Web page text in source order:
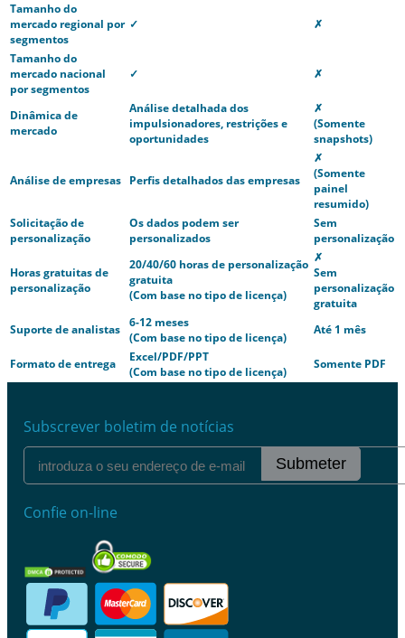
Tamanho do
mercado regional por
segmentos
✓ ✗
Tamanho do
mercado nacional
por segmentos
✓ ✗
Dinâmica de
mercado
Análise detalhada dos
impulsionadores, restrições e
oportunidades
✗
(Somente
snapshots)
Análise de empresas Perfis detalhados das empresas
✗
(Somente
painel
resumido)
Solicitação de
personalização
Os dados podem ser
personalizados
Sem
personalização
Horas gratuitas de
personalização
20/40/60 horas de personalização
gratuita
(Com base no tipo de licença)
✗
Sem
personalização
gratuita
Suporte de analistas 6-12 meses
(Com base no tipo de licença)
Até 1 mês
Formato de entrega
Excel/PDF/PPT
(Com base no tipo de licença)
Somente PDF
Subscrever boletim de notícias
Submeter
Confie on-line